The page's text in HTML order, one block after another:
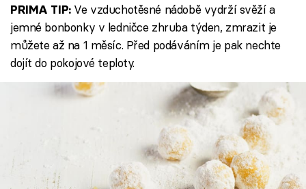
PRIMA TIP:Ve vzduchotěsné nádobě vydrží svěží a
jemné bonbonky v ledničce zhruba týden, zmrazit je
můžete až na 1 měsíc. Před podáváním je pak nechte
dojít do pokojové teploty.